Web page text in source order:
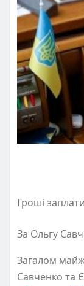
Гроші
За Ольгу
Загалом
Савченко та